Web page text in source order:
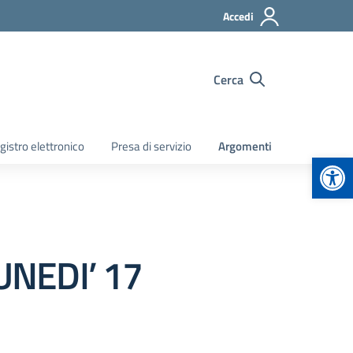
Accedi
Cerca
elettronico Presa di servizio Argomenti
17